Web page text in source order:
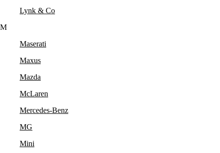
Lynk & Co
M
Maserati
Maxus
Mazda
McLaren
Mercedes-Benz
MG
Mini